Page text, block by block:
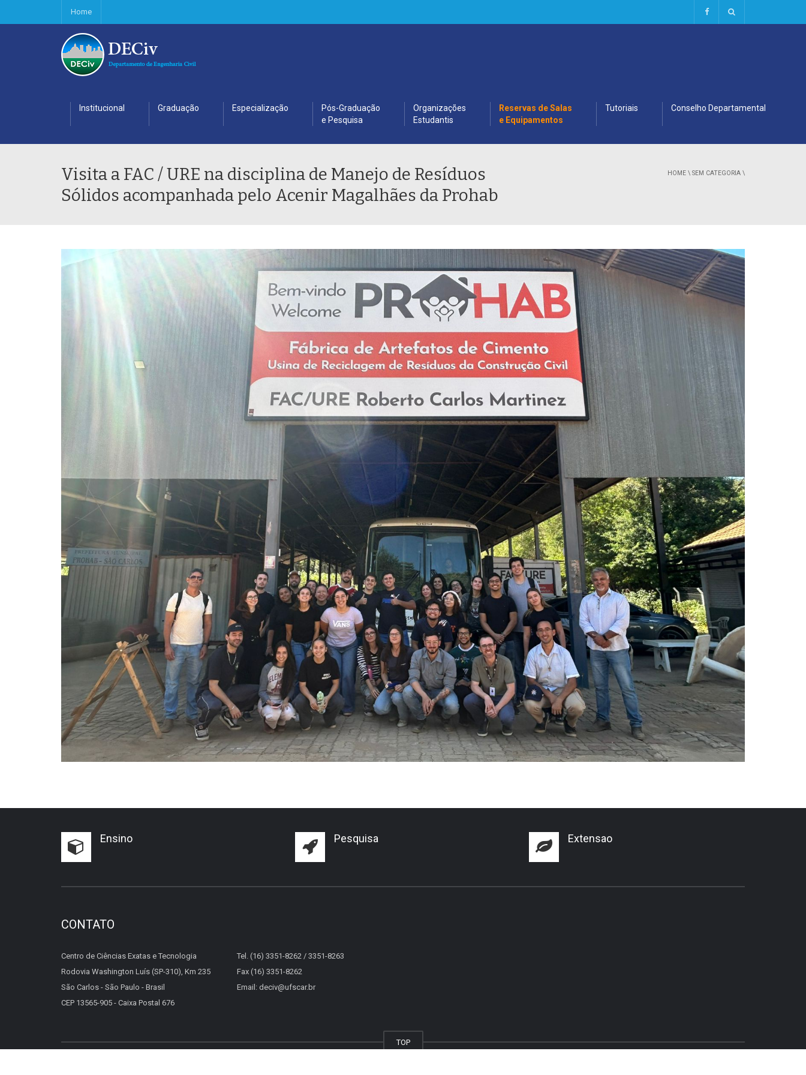
Home
Institucional Graduação Especialização
Pós-Graduação
e Pesquisa
Organizações
Estudantis
Reservas de Salas
e Equipamentos
Tutoriais Conselho Departamental
Visita a FAC / URE na disciplina de Manejo de Resíduos
Sólidos acompanhada pelo Acenir Magalhães da Prohab
HOME \ SEM CATEGORIA \
Ensino Pesquisa Extensao
CONTATO
Centro de Ciências Exatas e Tecnologia
Rodovia Washington Luís (SP-310), Km 235
São Carlos - São Paulo - Brasil
CEP 13565-905 - Caixa Postal 676
Tel. (16) 3351-8262 / 3351-8263
Fax (16) 3351-8262
Email: deciv@ufscar.br
TOP